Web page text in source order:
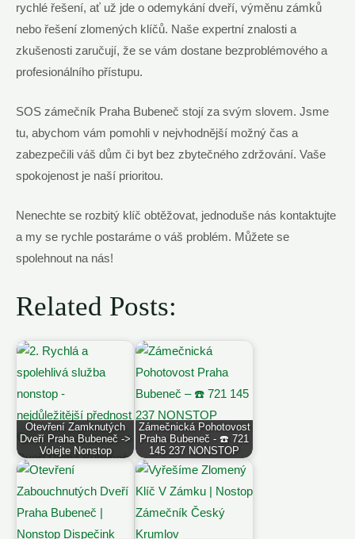
rychlé řešení, ať už jde o odemykání dveří, výměnu zámků
nebo řešení zlomených klíčů. Naše expertní znalosti a
zkušenosti zaručují, že se vám dostane bezproblémového a
profesionálního přístupu.
SOS zámečník Praha Bubeneč stojí za svým slovem. Jsme
tu, abychom vám pomohli v nejvhodnější možný čas a
zabezpečili váš dům či byt bez zbytečného zdržování. Vaše
spokojenost je naší prioritou.
Nenechte se rozbitý klíč obtěžovat, jednoduše nás kontaktujte
a my se rychle postaráme o váš problém. Můžete se
spolehnout na nás!
Related Posts:
Otevření Zamknutých
Dveří Praha Bubeneč ->
Volejte Nonstop
Zámečnická Pohotovost
Praha Bubeneč - ☎️ 721
145 237 NONSTOP